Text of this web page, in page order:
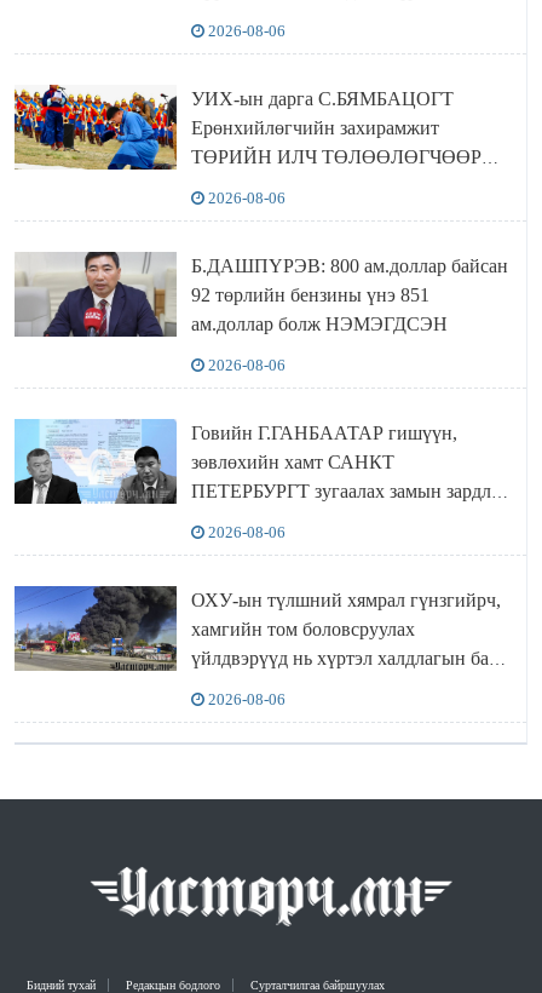
2026-08-06
УИХ-ын дарга С.БЯМБАЦОГТ
Ерөнхийлөгчийн захирамжит
ТӨРИЙН ИЛЧ ТӨЛӨӨЛӨГЧӨӨР
2026-08-06
Б.ДАШПҮРЭВ: 800 ам.доллар байсан
92 төрлийн бензины үнэ 851
ам.доллар болж НЭМЭГДСЭН
2026-08-06
Говийн Г.ГАНБААТАР гишүүн,
зөвлөхийн хамт САНКТ
ПЕТЕРБУРГТ зугаалах замын зардлаа
2026-08-06
ОХУ-ын түлшний хямрал гүнзгийрч,
хамгийн том боловсруулах
үйлдвэрүүд нь хүртэл халдлагын бай
2026-08-06
Бидний тухай Редакцын бодлого Сурталчилгаа байршуулах